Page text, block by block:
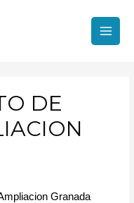
DE
Granada